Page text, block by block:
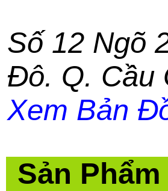
Số 12 Ngõ
Đô. Q. Cầu
Xem Bản
Sản